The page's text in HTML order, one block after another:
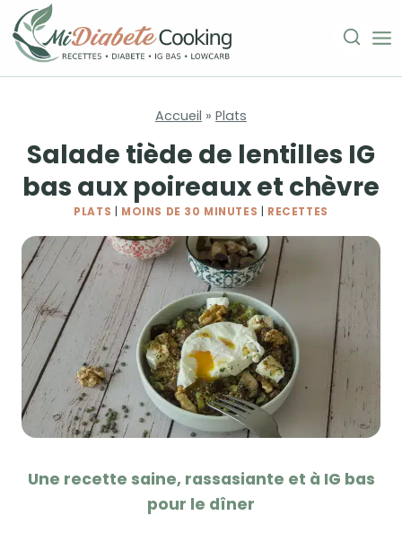
Aller
au
contenu
Accueil » Plats
Salade tiède de lentilles IG
bas aux poireaux et chèvre
PLATS MOINS DE 30 MINUTES RECETTES
Une recette saine, rassasiante et à IG bas
pour le dîner